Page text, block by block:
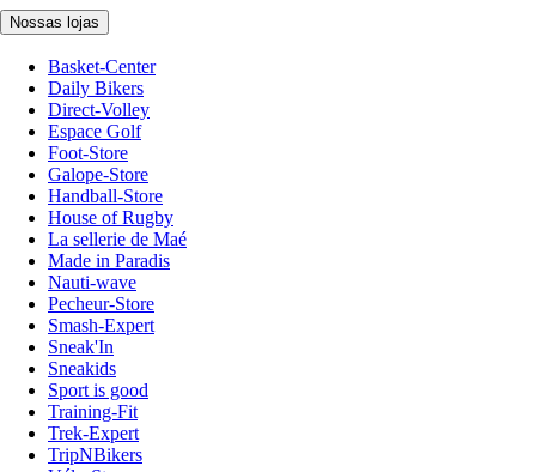
Nossas lojas
Basket-Center
Daily Bikers
Direct-Volley
Espace Golf
Foot-Store
Galope-Store
Handball-Store
House of Rugby
La sellerie de Maé
Made in Paradis
Nauti-wave
Pecheur-Store
Smash-Expert
Sneak'In
Sneakids
Sport is good
Training-Fit
Trek-Expert
TripNBikers